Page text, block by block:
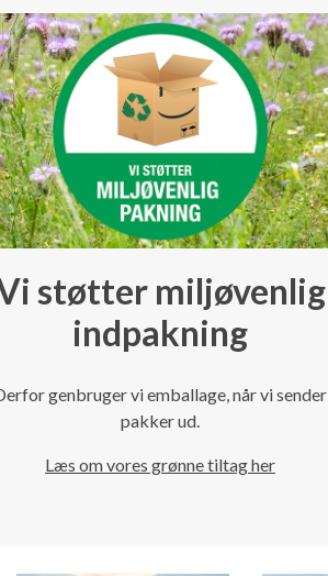
støtter miljøvenlig
indpakning
genbruger vi emballage, når vi sender
pakker ud.
Læs om vores grønne tiltag her